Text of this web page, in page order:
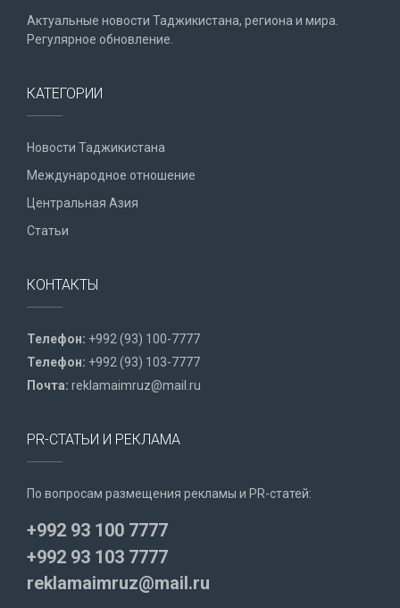
Актуальные новости Таджикистана, региона и мира.
Регулярное обновление.
КАТЕГОРИИ
Новости Таджикистана
Международное отношение
Центральная Азия
Статьи
КОНТАКТЫ
Телефон: +992 (93) 100-7777
Телефон: +992 (93) 103-7777
Почта: reklamaimruz@mail.ru
PR-СТАТЬИ И РЕКЛАМА
По вопросам размещения рекламы и PR-статей:
+992 93 100 7777
+992 93 103 7777
reklamaimruz@mail.ru